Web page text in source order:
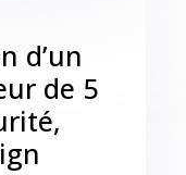
d’un
de 5